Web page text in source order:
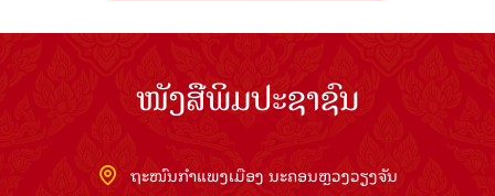
ໜັງສືພິມປະຊາຊົນ
ຖະໜົນກຳແພງເມືອງ ນະຄອນຫຼວງວຽງຈັນ